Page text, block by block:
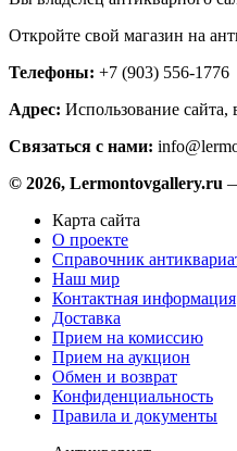
Откройте свой магазин на
Телефоны: +7 (903) 556-1776
Адрес: Использование сайта,
Связаться с нами:
© 2026, Lermontovgallery.ru
Карта сайта
О проекте
Справочник
Наш мир
Контактная информация
Доставка
Прием на комиссию
Прием на аукцион
Обмен и возврат
Конфиденциальность
Правила и документы